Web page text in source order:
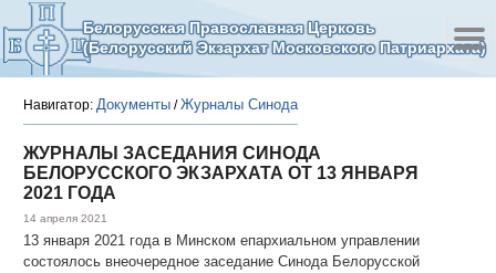
Белорусская Православная Церковь
(Белорусский Экзархат Московского Патриархата)
Навигатор: Документы /Журналы Синода
ЖУРНАЛЫ ЗАСЕДАНИЯ СИНОДА
БЕЛОРУССКОГО ЭКЗАРХАТА ОТ 13 ЯНВАРЯ
2021 ГОДА
14 апреля 2021
13 января 2021 года в Минском епархиальном управлении
состоялось внеочередное заседание Синода Белорусской